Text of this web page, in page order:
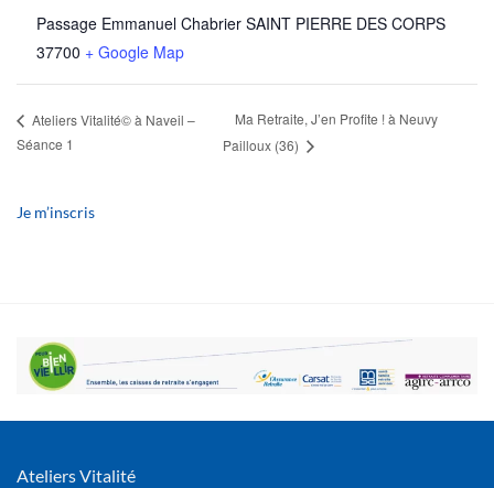
Passage Emmanuel Chabrier SAINT PIERRE DES CORPS
37700 + Google Map
Ateliers Vitalité© à Naveil –
Séance 1
Ma Retraite, J’en Profite ! à Neuvy
Pailloux (36)
Je m’inscris
Ateliers Vitalité